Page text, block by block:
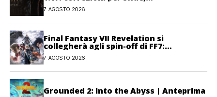
combattimento e interfaccia
7 AGOSTO 2026
Final Fantasy VII Revelation si
collegherà agli spin-off di FF7:
Hamaguchi non si pone limiti
7 AGOSTO 2026
Grounded 2: Into the Abyss | Anteprima